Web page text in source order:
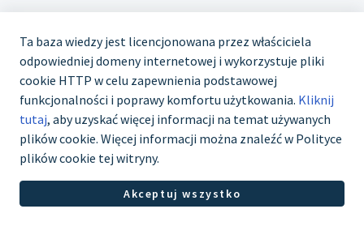
Oprogramowanie dla centrum pomocy od
Freshdesk
Polityka cookies
Ta baza wiedzy jest licencjonowana przez właściciela
odpowiedniej domeny internetowej i wykorzystuje pliki
cookie HTTP w celu zapewnienia podstawowej
funkcjonalności i poprawy komfortu użytkowania. Kliknij
tutaj, aby uzyskać więcej informacji na temat używanych
plików cookie. Więcej informacji można znaleźć w Polityce
plików cookie tej witryny.
Akceptuj wszystko